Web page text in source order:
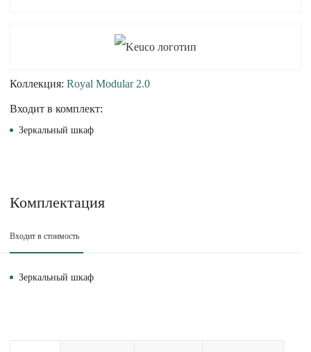
Коллекция: Royal Modular 2.0
Входит в комплект:
Зеркальный шкаф
Комплектация
Входит в стоимость
Зеркальный шкаф